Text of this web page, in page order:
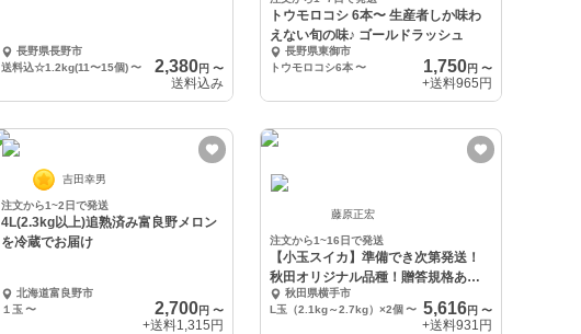
長野県長野市
送料込☆1.2kg(11〜15個) 〜 2,380円〜
送料込み
トウモロコシ 6本〜 生産者しか味わ
えない旬の味♪ ゴールドラッシュ
長野県東御市
トウモロコシ6本〜 1,750円 〜
+送料965円
吉田幸男
注文から1~2日で発送
4L(2.3kg以上)追熟済み富良野メロン
を冷蔵でお届け
北海道富良野市
１玉 〜 2,700円〜
+送料1,315円
藤原正宏
注文から1~16日で発送
【小玉スイカ】準備でき次第発送！
秋田オリジナル品種！贈答規格あき
た夏丸チッチェ
秋田県横手市
L玉（2.1kg～2.7kg）×2個 〜 5,616円 〜
+送料931円